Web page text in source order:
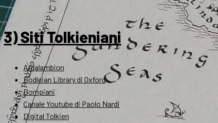
3) Siti Tolkieniani
Ardalambion
Bodleian Library di Oxford
Bompiani
Canale Youtube di Paolo Nardi
Digital Tolkien